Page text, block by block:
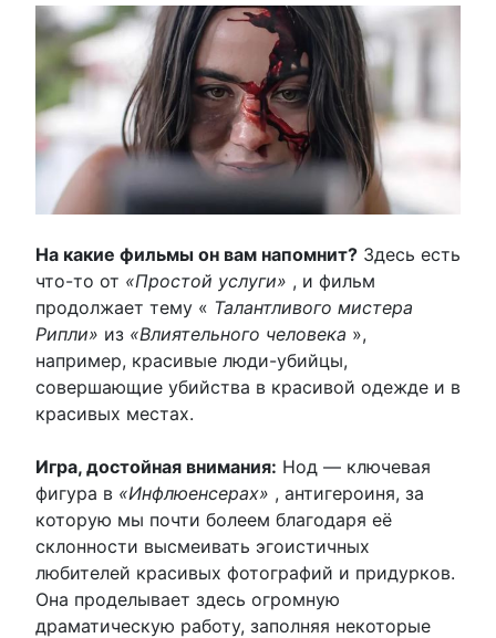
На какие фильмы он вам напомнит? Здесь есть
что-то от «Простой услуги» , и фильм
продолжает тему « Талантливого мистера
Рипли» из «Влиятельного человека »,
например, красивые люди-убийцы,
совершающие убийства в красивой одежде и в
красивых местах.
Игра, достойная внимания: Нод — ключевая
фигура в «Инфлюенсерах» , антигероиня, за
которую мы почти болеем благодаря её
склонности высмеивать эгоистичных
любителей красивых фотографий и придурков.
Она проделывает здесь огромную
драматическую работу, заполняя некоторые